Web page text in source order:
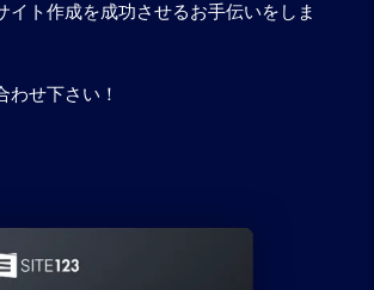
イト作成を成功させるお手伝いをしま
わせ下さい！